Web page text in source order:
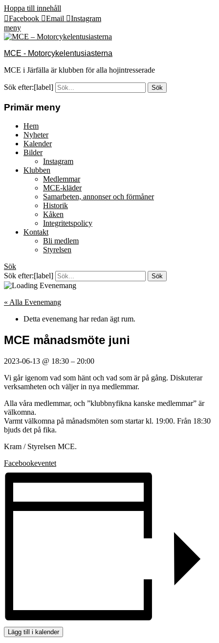
Hoppa till innehåll
Facebook
Email
Instagram
meny
MCE - Motorcykelentusiasterna
MCE i Järfälla är klubben för alla hojintresserade
Sök efter:[label]
Primär meny
Hem
Nyheter
Kalender
Bilder
Instagram
Klubben
Medlemmar
MCE-kläder
Samarbeten, annonser och förmåner
Historik
Kåken
Integritetspolicy
Kontakt
Bli medlem
Styrelsen
Sök
Sök efter:[label]
« Alla Evenemang
Detta evenemang har redan ägt rum.
MCE månadsmöte juni
2023-06-13 @ 18:30 – 20:00
Vi går igenom vad som hänt och vad som är på gång. Diskuterar
verksamheten och väljer in nya medlemmar.
Alla våra medlemmar, och ”klubbnyfikna kanske medlemmar” är
välkomna.
Varmt välkomna på månadsmöten som startar kl. 19:00. Från 18:30
bjuds det på fika.
Kram / Styrelsen MCE.
Facebookeventet
Lägg till i kalender